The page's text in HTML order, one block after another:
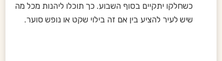
כשחלקו יתקיים בסוף השבוע. כך תוכלו ליהנות מכל מה
שיש לעיר להציע בין אם זה בילוי שקט או נופש סוער.